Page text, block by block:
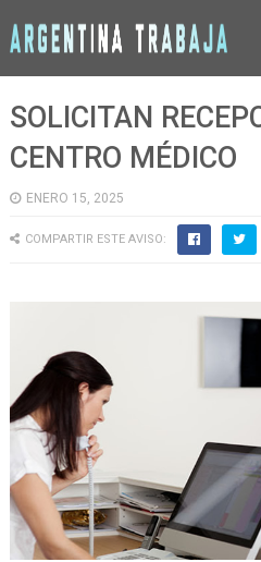
SOLICITAN
CENTRO MÉDICO
ENERO 15, 2025
COMPARTIR ESTE AVISO: